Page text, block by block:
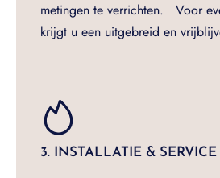
metingen te verrichten. Voor
krijgt u een uitgebreid en
3. INSTALLATIE & SERVICE